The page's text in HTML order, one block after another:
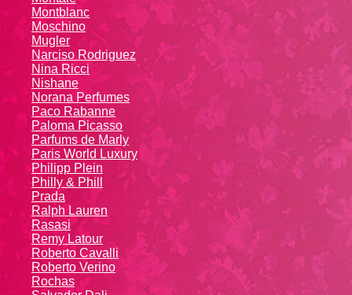
Montblanc
Moschino
Mugler
Narciso Rodriguez
Nina Ricci
Nishane
Norana Perfumes
Paco Rabanne
Paloma Picasso
Parfums de Marly
Paris World Luxury
Philipp Plein
Philly & Phill
Prada
Ralph Lauren
Rasasi
Remy Latour
Roberto Cavalli
Roberto Verino
Rochas